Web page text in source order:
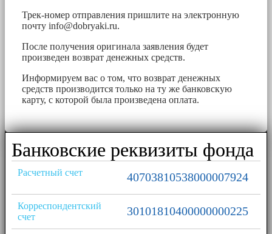
Трек-номер отправления пришлите на электронную
почту info@dobryaki.ru.
После получения оригинала заявления будет
произведен возврат денежных средств.
Информируем вас о том, что возврат денежных
средств производится только на ту же банковскую
карту, с которой была произведена оплата.
Банковские реквизиты фонда
Расчетный счет 40703810538000007924
Корреспондентский
счет
30101810400000000225